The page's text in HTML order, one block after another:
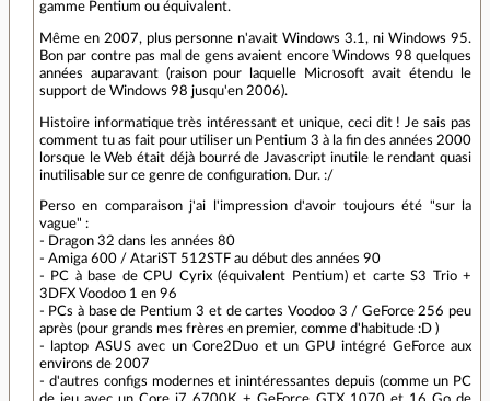
gamme Pentium ou équivalent.
Même en 2007, plus personne n'avait Windows 3.1, ni Windows 95.
Bon par contre pas mal de gens avaient encore Windows 98 quelques
années auparavant (raison pour laquelle Microsoft avait étendu le
support de Windows 98 jusqu'en 2006).
Histoire informatique très intéressant et unique, ceci dit ! Je sais pas
comment tu as fait pour utiliser un Pentium 3 à la fin des années 2000
lorsque le Web était déjà bourré de Javascript inutile le rendant quasi
inutilisable sur ce genre de configuration. Dur. :/
Perso en comparaison j'ai l'impression d'avoir toujours été "sur la
vague" :
- Dragon 32 dans les années 80
- Amiga 600 / AtariST 512STF au début des années 90
- PC à base de CPU Cyrix (équivalent Pentium) et carte S3 Trio +
3DFX Voodoo 1 en 96
- PCs à base de Pentium 3 et de cartes Voodoo 3 / GeForce 256 peu
après (pour grands mes frères en premier, comme d'habitude :D )
- laptop ASUS avec un Core2Duo et un GPU intégré GeForce aux
environs de 2007
- d'autres configs modernes et inintéressantes depuis (comme un PC